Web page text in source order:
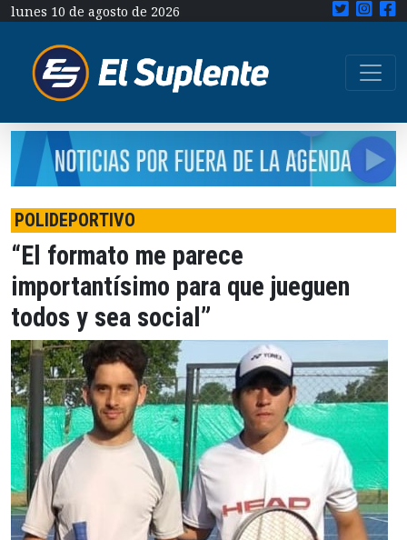
lunes 10 de agosto de 2026
POLIDEPORTIVO
“El formato me parece
importantísimo para que jueguen
todos y sea social”